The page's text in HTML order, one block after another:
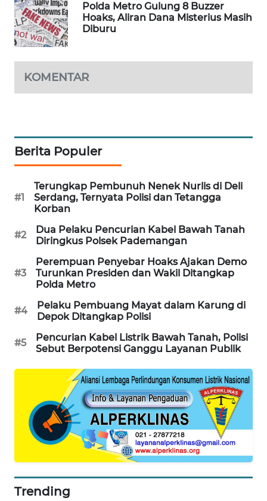
Polda Metro Gulung 8 Buzzer
Hoaks, Aliran Dana Misterius Masih
Diburu
KOMENTAR
Berita Populer
#1
Terungkap Pembunuh Nenek Nurlis di Deli
Serdang, Ternyata Polisi dan Tetangga
Korban
#2
Dua Pelaku Pencurian Kabel Bawah Tanah
Diringkus Polsek Pademangan
#3
Perempuan Penyebar Hoaks Ajakan Demo
Turunkan Presiden dan Wakil Ditangkap
Polda Metro
#4
Pelaku Pembuang Mayat dalam Karung di
Depok Ditangkap Polisi
#5
Pencurian Kabel Listrik Bawah Tanah, Polisi
Sebut Berpotensi Ganggu Layanan Publik
Trending
LAPAK
WAHANA
Network
MASYARAKAT
KELISTRIKAN
WALINKI
ID
MAWAKA
ID
MARTABAT
NET
PLN
WATCH
LPKKI
LKKI